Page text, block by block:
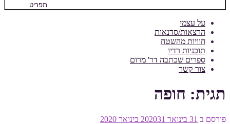
תפריט
על עצמי
הרצאות/סדנאות
חוויות מהשטח
תוכניות רדיו
ספרים שכתבה דר' מרום
צור קשר
תגית: חופה
פורסם ב 31 בינואר 2020 31 בינואר 2020